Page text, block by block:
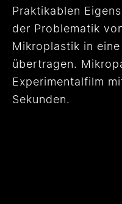
Praktikablen
der Problematik
Mikroplastik in
übertragen.
Experimentalfilm
Sekunden.